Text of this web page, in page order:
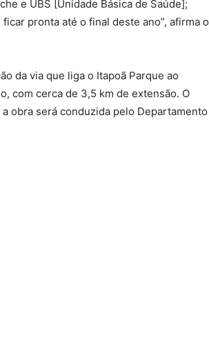
e UBS [Unidade Básica de Saúde];
pronta até o final deste ano”, afirma o
da via que liga o Itapoã Parque ao
com cerca de 3,5 km de extensão. O
obra será conduzida pelo Departamento